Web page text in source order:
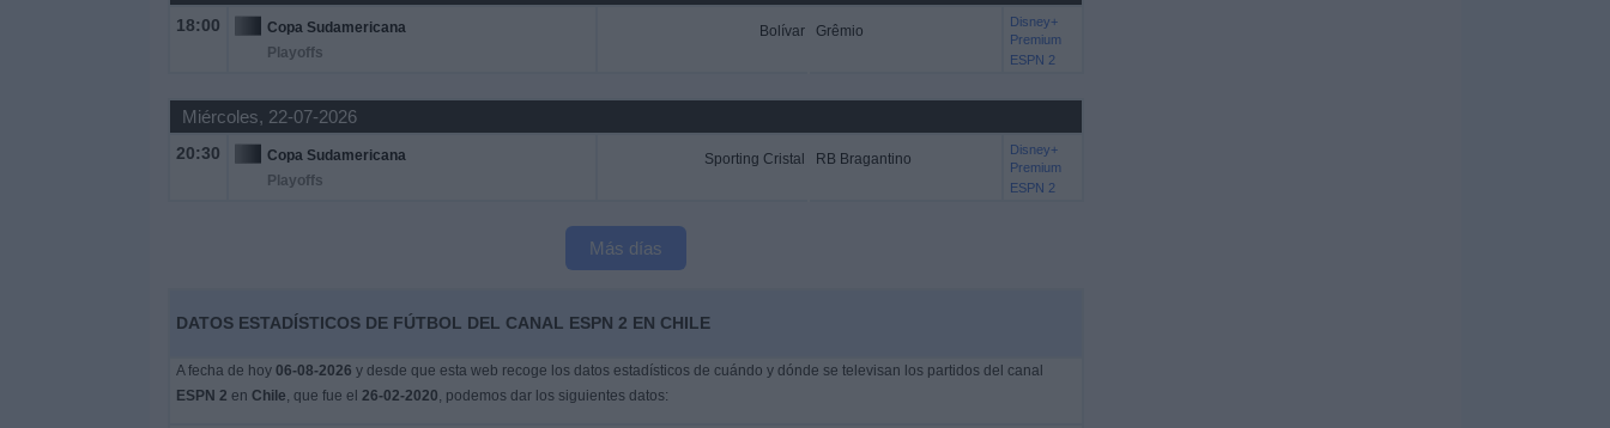
18:00
Copa Sudamericana
Playoffs
Bolívar Grêmio
Disney+
Premium
ESPN 2
Miércoles, 22-07-2026
20:30
Copa Sudamericana
Playoffs
Sporting Cristal RB Bragantino
Disney+
Premium
ESPN 2
Más días
DATOS ESTADÍSTICOS DE FÚTBOL DEL CANAL ESPN 2 EN CHILE
A fecha de hoy 06-08-2026 y desde que esta web recoge los datos estadísticos de cuándo y dónde se televisan los partidos del canal
ESPN 2 en Chile, que fue el 26-02-2020, podemos dar los siguientes datos: